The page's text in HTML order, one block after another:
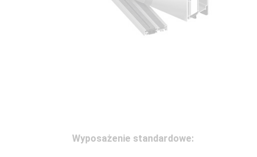
Wyposażenie standardowe: